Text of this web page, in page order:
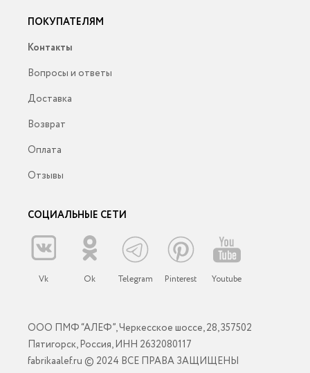
ПОКУПАТЕЛЯМ
Контакты
Вопросы и ответы
Доставка
Возврат
Оплата
Отзывы
СОЦИАЛЬНЫЕ СЕТИ
Vk Ok Telegram Pinterest Youtube
ООО ПМФ “АЛЕФ”, Черкесское шоссе, 28, 357502
Пятигорск, Россия, ИНН 2632080117
fabrikaalef.ru © 2024 ВСЕ ПРАВА ЗАЩИЩЕНЫ